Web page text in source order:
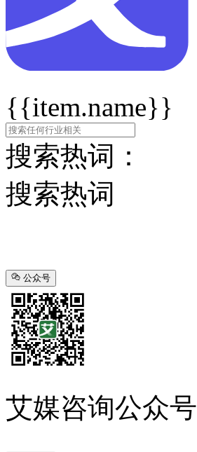
{{item.name}}
搜索热词：
搜索热词
公众号
艾媒咨询公众号